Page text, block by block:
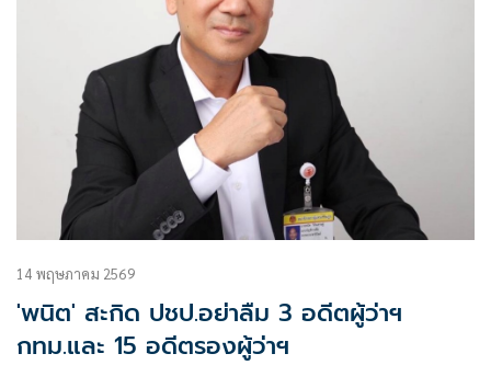
14 พฤษภาคม 2569
'พนิต' สะกิด ปชป.อย่าลืม 3 อดีตผู้ว่าฯ
กทม.และ 15 อดีตรองผู้ว่าฯ